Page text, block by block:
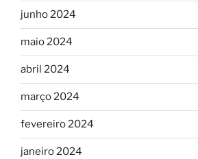
junho 2024
maio 2024
abril 2024
março 2024
fevereiro 2024
janeiro 2024